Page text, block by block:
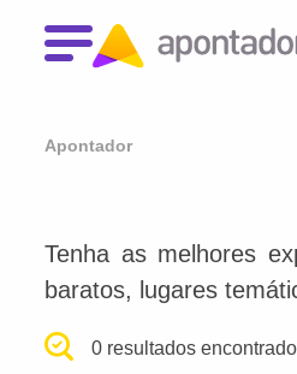
Apontador
Tenha as melhores
baratos, lugares
0 resultados